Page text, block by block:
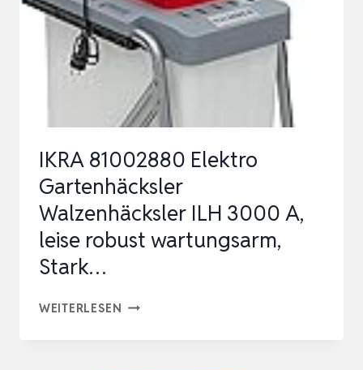
GARTENGERÄTE
100
IKRA 81002880 Elektro
Gartenhäcksler
Walzenhäcksler ILH 3000 A,
leise robust wartungsarm,
Stark…
WEITERLESEN IKRA